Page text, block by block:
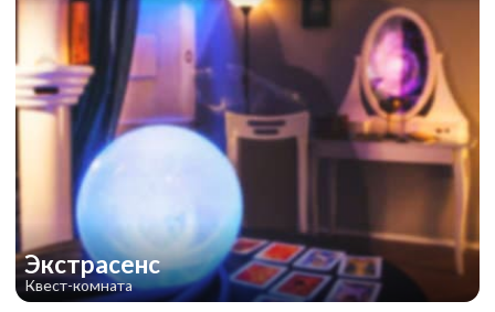
Экстрасенс
Квест-комната